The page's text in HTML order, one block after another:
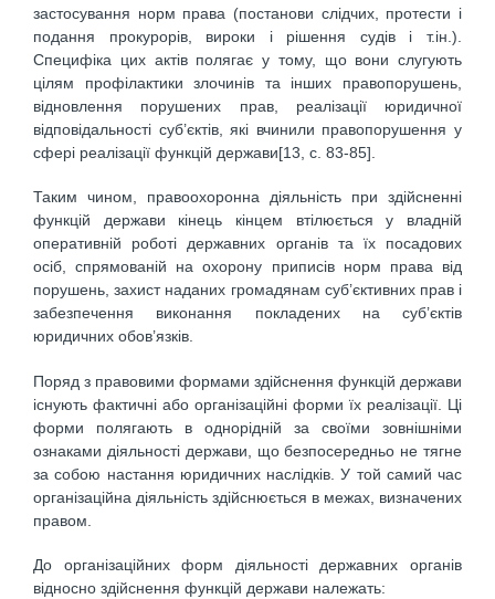
застосування норм права (постанови слідчих, протести і
подання прокурорів, вироки і рішення судів і т.ін.).
Специфіка цих актів полягає у тому, що вони слугують
цілям профілактики злочинів та інших правопорушень,
відновлення порушених прав, реалізації юридичної
відповідальності суб’єктів, які вчинили правопорушення у
сфері реалізації функцій держави[13, c. 83-85].
Таким чином, правоохоронна діяльність при здійсненні
функцій держави кінець кінцем втілюється у владній
оперативній роботі державних органів та їх посадових
осіб, спрямованій на охорону приписів норм права від
порушень, захист наданих громадянам суб’єктивних прав і
забезпечення виконання покладених на суб’єктів
юридичних обов’язків.
Поряд з правовими формами здійснення функцій держави
існують фактичні або організаційні форми їх реалізації. Ці
форми полягають в однорідній за своїми зовнішніми
ознаками діяльності держави, що безпосередньо не тягне
за собою настання юридичних наслідків. У той самий час
організаційна діяльність здійснюється в межах, визначених
правом.
До організаційних форм діяльності державних органів
відносно здійснення функцій держави належать: